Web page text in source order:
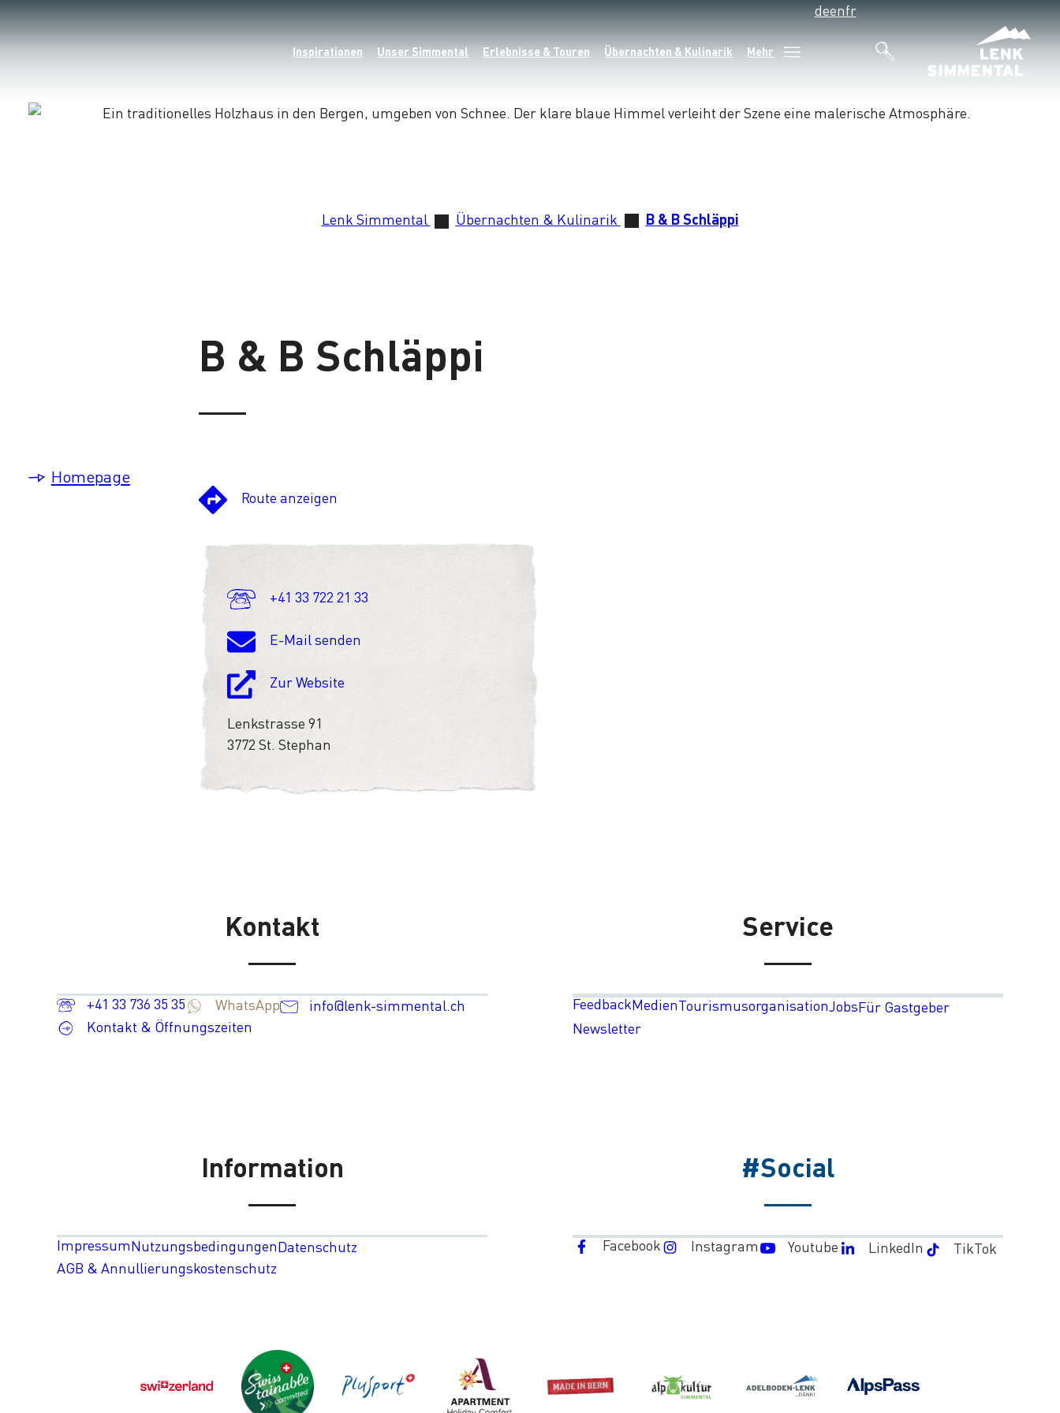
Inspirationen Unser Simmental Erlebnisse & Touren Übernachten & Kulinarik Mehr
deenfr
Lenk Simmental Übernachten & Kulinarik B & B Schläppi
B & B Schläppi
Homepage
Route anzeigen
+41 33 722 21 33
E-Mail senden
Zur Website
Lenkstrasse 91
3772 St. Stephan
Kontakt
+41 33 736 35 35 WhatsApp
info@lenk-simmental.ch
Kontakt & Öffnungszeiten
Service
FeedbackMedienTourismusorganisationJobsFür Gastgeber
Newsletter
Information
ImpressumNutzungsbedingungenDatenschutz
AGB & Annullierungskostenschutz
#Social
Facebook Instagram Youtube LinkedIn TikTok